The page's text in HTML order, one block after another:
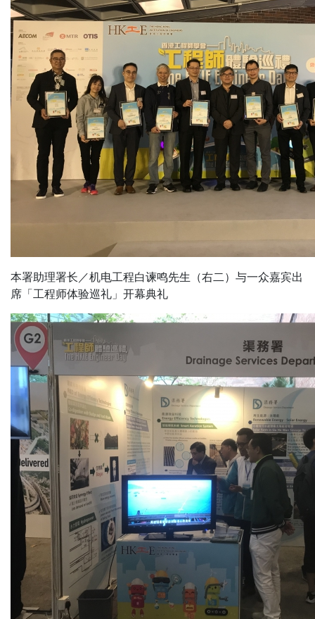
本署助理署长／机电工程白谏鸣先生（右二）与一众嘉宾出
席「工程师体验巡礼」开幕典礼